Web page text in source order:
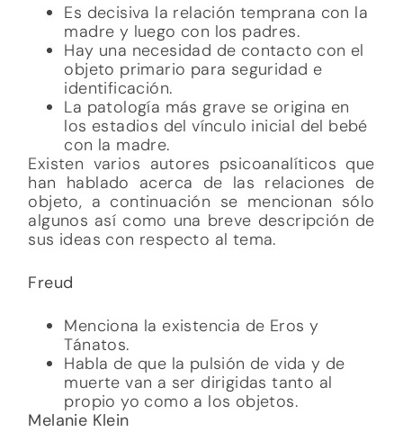
Es decisiva la relación temprana con la
madre y luego con los padres.
Hay una necesidad de contacto con el
objeto primario para seguridad e
identificación.
La patología más grave se origina en
los estadios del vínculo inicial del bebé
con la madre.
Existen varios autores psicoanalíticos que
han hablado acerca de las relaciones de
objeto, a continuación se mencionan sólo
algunos así como una breve descripción de
sus ideas con respecto al tema.
Freud
Menciona la existencia de Eros y
Tánatos.
Habla de que la pulsión de vida y de
muerte van a ser dirigidas tanto al
propio yo como a los objetos.
Melanie Klein